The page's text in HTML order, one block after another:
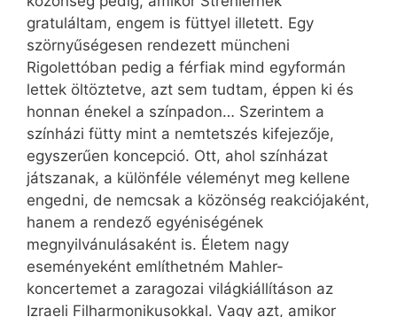
gratuláltam, engem is füttyel illetett. Egy
szörnyűségesen rendezett müncheni
Rigolettóban pedig a férfiak mind egyformán
lettek öltöztetve, azt sem tudtam, éppen ki és
honnan énekel a színpadon… Szerintem a
színházi fütty mint a nemtetszés kifejezője,
egyszerűen koncepció. Ott, ahol színházat
játszanak, a különféle véleményt meg kellene
engedni, de nemcsak a közönség reakciójaként,
hanem a rendező egyéniségének
megnyilvánulásaként is. Életem nagy
eseményeként említhetném Mahler-
koncertemet a zaragozai világkiállításon az
Izraeli Filharmonikusokkal. Vagy azt, amikor